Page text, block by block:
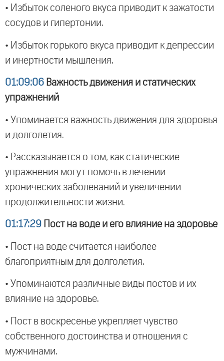
• Избыток соленого вкуса приводит к зажатости
сосудов и гипертонии.
• Избыток горького вкуса приводит к депрессии
и инертности мышления.
01:09:06 Важность движения и статических
упражнений
• Упоминается важность движения для здоровья
и долголетия.
• Рассказывается о том, как статические
упражнения могут помочь в лечении
хронических заболеваний и увеличении
продолжительности жизни.
01:17:29 Пост на воде и его влияние на здоровье
• Пост на воде считается наиболее
благоприятным для долголетия.
• Упоминаются различные виды постов и их
влияние на здоровье.
• Пост в воскресенье укрепляет чувство
собственного достоинства и отношения с
мужчинами.